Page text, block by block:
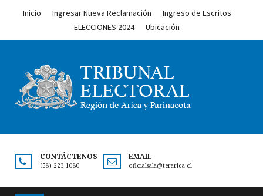
Inicio Ingresar Nueva Reclamación
Ingreso de Escritos
ELECCIONES 2024
Ubicación
CONTÁCTENOS
(58) 223 1080
EMAIL
oficialsala@terarica.cl